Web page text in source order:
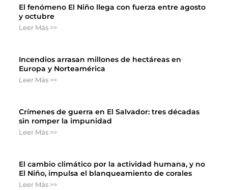
El fenómeno El Niño llega con fuerza entre agosto
y octubre
Leer Más >>
Incendios arrasan millones de hectáreas en
Europa y Norteamérica
Leer Más >>
Crímenes de guerra en El Salvador: tres décadas
sin romper la impunidad
Leer Más >>
El cambio climático por la actividad humana, y no
El Niño, impulsa el blanqueamiento de corales
Leer Más >>